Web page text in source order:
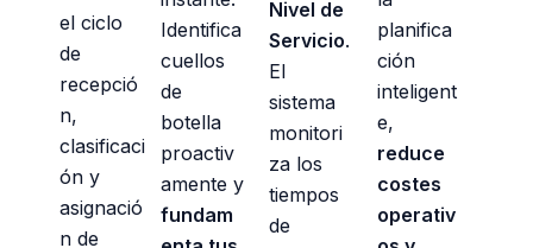
el ciclo
de
recepció
n,
clasificaci
ón y
asignació
n de
Identifica
cuellos
de
botella
proactiv
amente y
fundam
Nivel de
Servicio.
El
sistema
monitori
za los
tiempos
de
planifica
ción
inteligent
e,
reduce
costes
operativ